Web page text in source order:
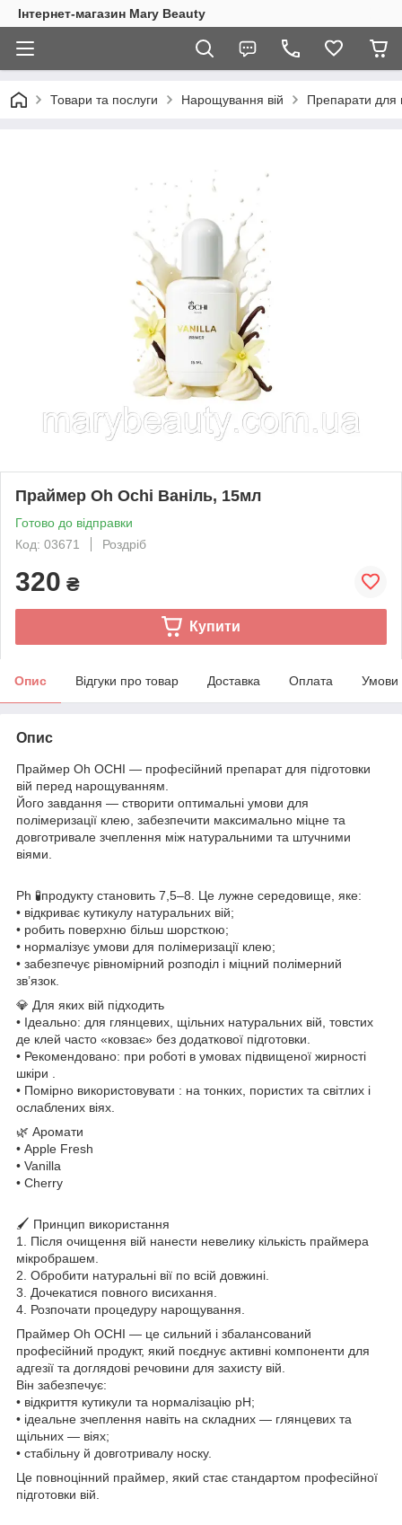
Інтернет-магазин Mary Beauty
Товари та послуги Нарощування вій Препарати для
Праймер Oh Ochi Ваніль, 15мл
Готово до відправки
Код: 03671
Роздріб
320 ₴
Купити
Опис Відгуки про товар Доставка Оплата Умови
Опис
Праймер Oh OCHI — професійний препарат для підготовки
вій перед нарощуванням.
Його завдання — створити оптимальні умови для
полімеризації клею, забезпечити максимально міцне та
довготривале зчеплення між натуральними та штучними
віями.
Ph 🧪продукту становить 7,5–8. Це лужне середовище, яке:
• відкриває кутикулу натуральних вій;
• робить поверхню більш шорсткою;
• нормалізує умови для полімеризації клею;
• забезпечує рівномірний розподіл і міцний полімерний
зв’язок.
💎 Для яких вій підходить
• Ідеально: для глянцевих, щільних натуральних вій, товстих
де клей часто «ковзає» без додаткової підготовки.
• Рекомендовано: при роботі в умовах підвищеної жирності
шкіри .
• Помірно використовувати : на тонких, пористих та світлих і
ослаблених віях.
🌿 Аромати
• Apple Fresh
• Vanilla
• Cherry
🖌 Принцип використання
1. Після очищення вій нанести невелику кількість праймера
мікробрашем.
2. Обробити натуральні вії по всій довжині.
3. Дочекатися повного висихання.
4. Розпочати процедуру нарощування.
Праймер Oh OCHI — це сильний і збалансований
професійний продукт, який поєднує активні компоненти для
адгезії та доглядові речовини для захисту вій.
Він забезпечує:
• відкриття кутикули та нормалізацію pH;
• ідеальне зчеплення навіть на складних — глянцевих та
щільних — віях;
• стабільну й довготривалу носку.
Це повноцінний праймер, який стає стандартом професійної
підготовки вій.